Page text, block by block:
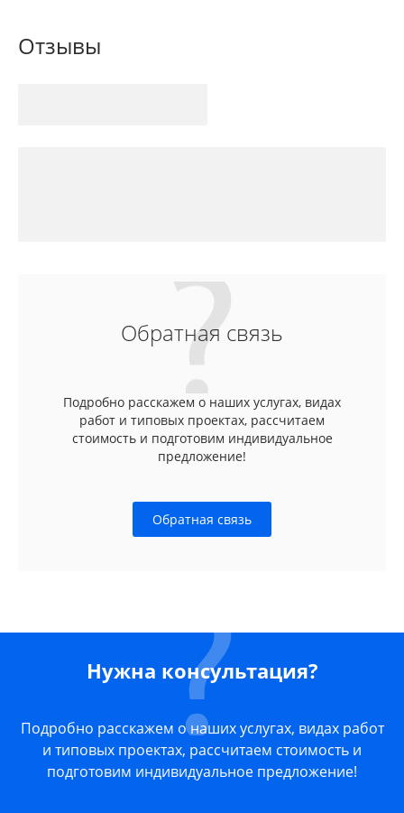
Отзывы
Обратная связь
Подробно расскажем о наших услугах, видах
работ и типовых проектах, рассчитаем
стоимость и подготовим индивидуальное
предложение!
Обратная связь
Нужна консультация?
Подробно расскажем о наших услугах, видах работ
и типовых проектах, рассчитаем стоимость и
подготовим индивидуальное предложение!